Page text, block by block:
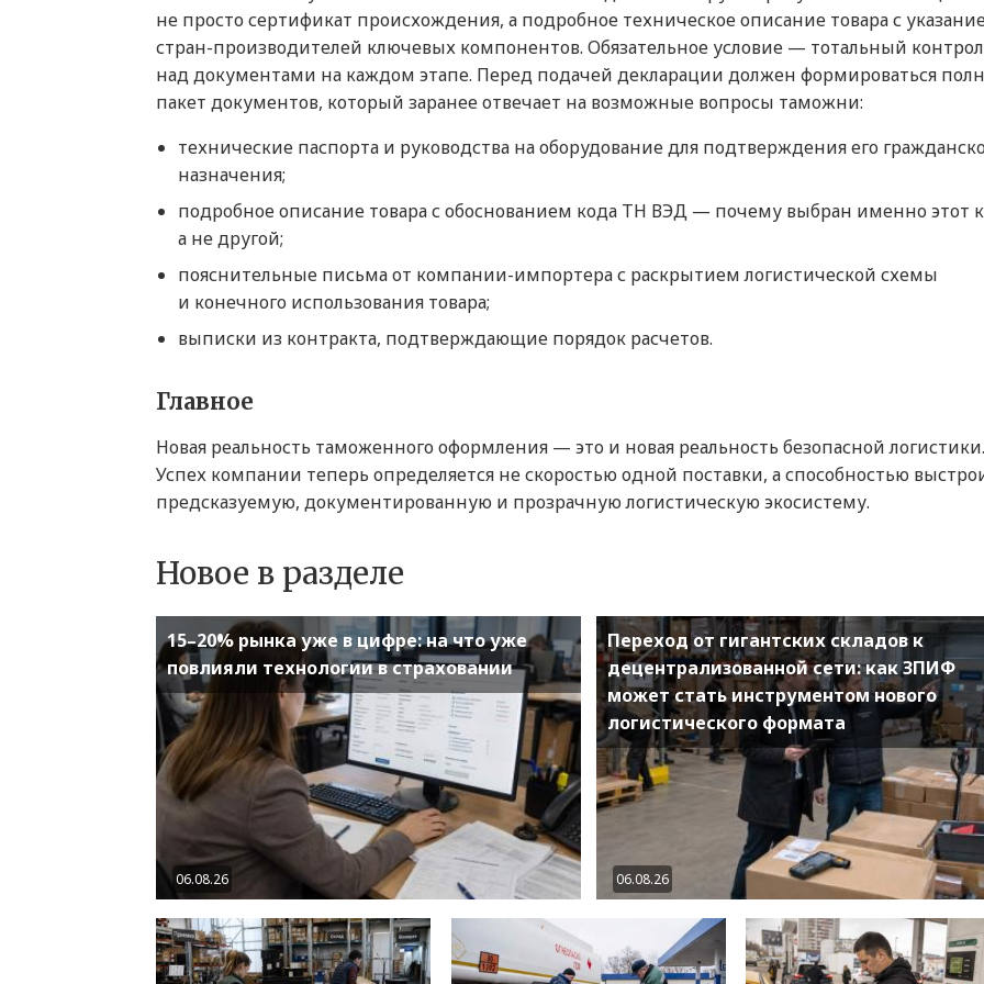
не просто сертификат происхождения, а подробное техническое описание товара с
стран-производителей ключевых компонентов. Обязательное условие — тотальный
над документами на каждом этапе. Перед подачей декларации должен формироваться
пакет документов, который заранее отвечает на возможные вопросы таможни:
технические паспорта и руководства на оборудование для подтверждения его
назначения;
подробное описание товара с обоснованием кода ТН ВЭД — почему выбран именно этот
а не другой;
пояснительные письма от компании-импортера с раскрытием логистической схемы
и конечного использования товара;
выписки из контракта, подтверждающие порядок расчетов.
Главное
Новая реальность таможенного оформления — это и новая реальность безопасной логистики.
Успех компании теперь определяется не скоростью одной поставки, а способностью
предсказуемую, документированную и прозрачную логистическую экосистему.
Новое в разделе
15–20% рынка уже в цифре: на что уже
повлияли технологии в страховании
06.08.26
Переход от гигантских складов к
децентрализованной сети: как ЗПИФ
может стать инструментом нового
логистического формата
06.08.26